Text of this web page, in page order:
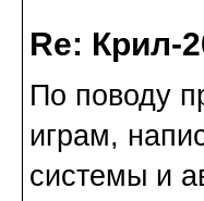
Re: Крил-
По поводу
играм,
системы и